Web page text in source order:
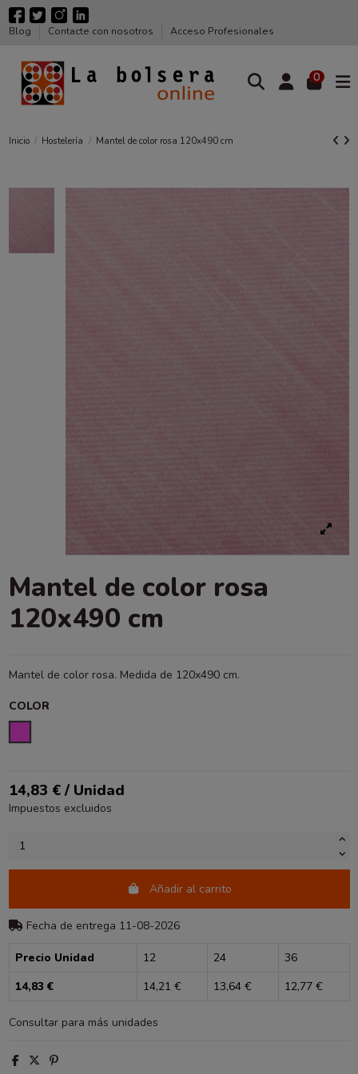
Blog Contacte con nosotros Acceso Profesionales
0
Inicio Hostelería Mantel de color rosa 120x490 cm
Mantel de color rosa
120x490 cm
Mantel de color rosa. Medida de 120x490 cm.
COLOR
14,83 € / Unidad
Impuestos excluidos
Añadir al carrito
Fecha de entrega 11-08-2026
Precio Unidad 12 24
36
14,83 €
14,21 € 13,64 € 12,77 €
Consultar para más unidades